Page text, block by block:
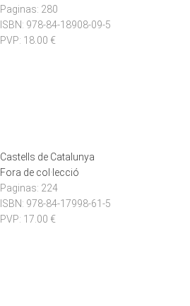
Paginas: 280
ISBN: 978-84-18908-09-5
PVP: 18.00 €
Castells de Catalunya
Fora de col·lecció
Paginas: 224
ISBN: 978-84-17998-61-5
PVP: 17.00 €